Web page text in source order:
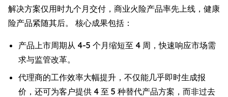
解决方案仅用时九个月交付，商业火险产品率先上线，健康
险产品紧随其后。 核心成果包括：
产品上市周期从 4-5 个月缩短至 4 周，快速响应市场需
求与监管改革。
代理商的工作效率大幅提升，不仅能几乎即时生成报
价，还可为客户提供 4 至 5 种替代产品方案，而非过去